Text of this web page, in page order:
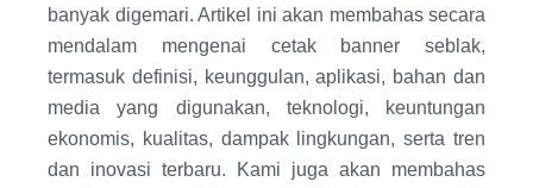
banyak digemari. Artikel ini akan membahas secara
mendalam mengenai cetak banner seblak,
termasuk definisi, keunggulan, aplikasi, bahan dan
media yang digunakan, teknologi, keuntungan
ekonomis, kualitas, dampak lingkungan, serta tren
dan inovasi terbaru. Kami juga akan membahas